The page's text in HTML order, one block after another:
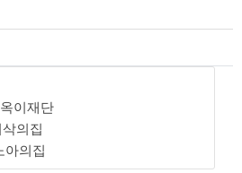
이재단
의집
의집